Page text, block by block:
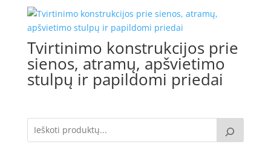
Tvirtinimo konstrukcijos prie
sienos, atramų, apšvietimo
stulpų ir papildomi priedai